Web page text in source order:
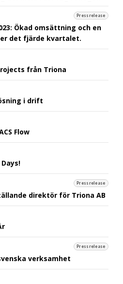
Pressrelease
Ökad omsättning och en
det fjärde kvartalet.
från Triona
i drift
Flow
Pressrelease
direktör för Triona AB
Pressrelease
verksamhet